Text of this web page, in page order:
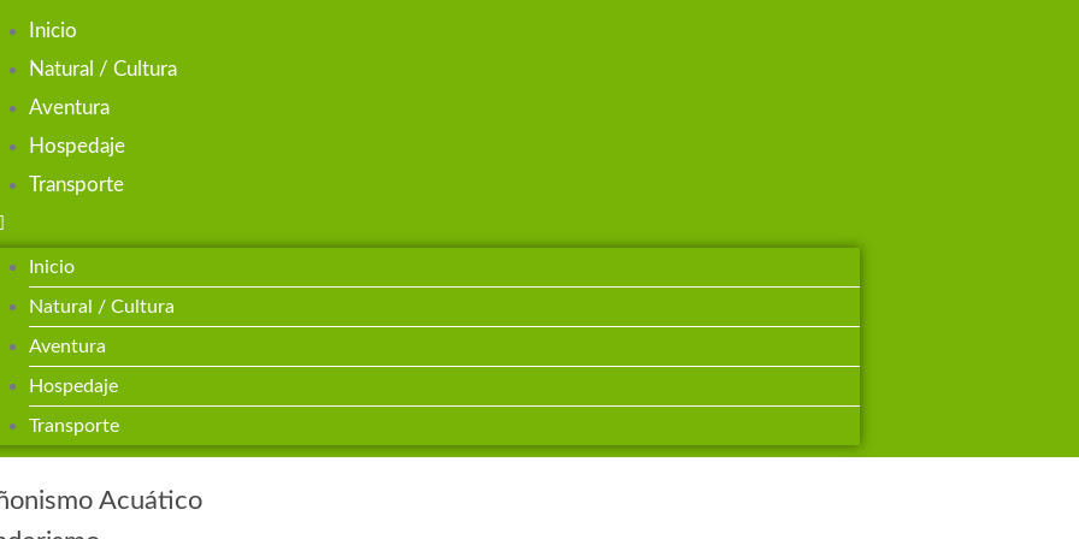
Inicio
Natural / Cultura
Aventura
Hospedaje
Transporte
Inicio
Natural / Cultura
Aventura
Hospedaje
Transporte
Acuático